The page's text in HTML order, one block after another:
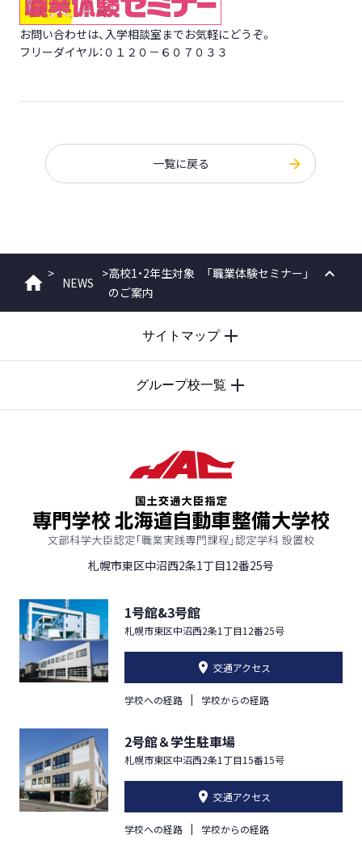
お問い合わせは、入学相談室までお気軽にどうぞ。
フリーダイヤル：０１２０－６０７０３３
一覧に戻る
ホーム
>
NEWS
>高校1・2年生対象 「職業体験セミナー」
のご案内
サイトマップ
グループ校一覧
札幌市東区中沼西2条1丁目12番25号
1号館&3号館
札幌市東区中沼西2条1丁目12番25号
交通アクセス
学校への経路 学校からの経路
2号館＆学生駐車場
札幌市東区中沼西2条1丁目15番15号
交通アクセス
学校への経路 学校からの経路